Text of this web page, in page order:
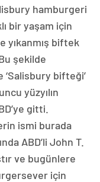
hamburgeri
bir yaşam için
yıkanmış biftek
şekilde
‘Salisbury bifteği’
yüzyılın
gitti.
ismi burada
ABD’li John T.
ve bugünlere
için